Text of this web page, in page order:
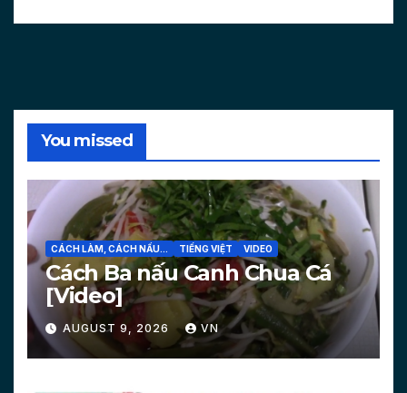
You missed
CÁCH LÀM, CÁCH NẤU... TIẾNG VIỆT VIDEO
Cách Ba nấu Canh Chua Cá
[Video]
AUGUST 9, 2026 VN